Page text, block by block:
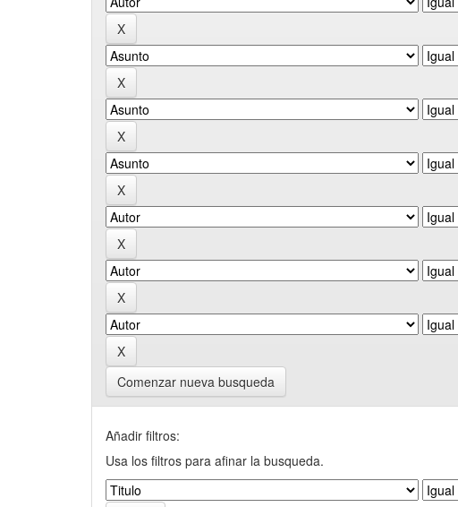
Comenzar nueva busqueda
Añadir filtros:
Usa los filtros para afinar la busqueda.